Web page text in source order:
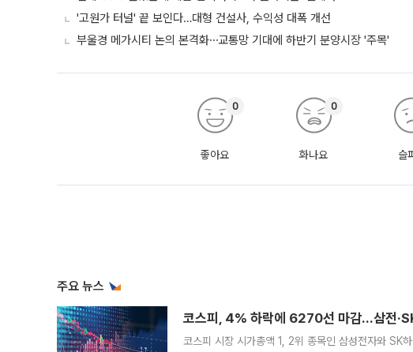
'고원가 터널' 끝 보인다…대형 건설사, 수익성 대폭 개선
부울경 메가시티 논의 본격화⋯교통망 기대에 하반기 분양시장 '주목'
좋아요
0
화나요
0
슬
주요 뉴스
코스피, 4% 하락에 6270선 마감…삼전
코스피 시장 시가총액 1, 2위 종목인 삼성전자와 SK